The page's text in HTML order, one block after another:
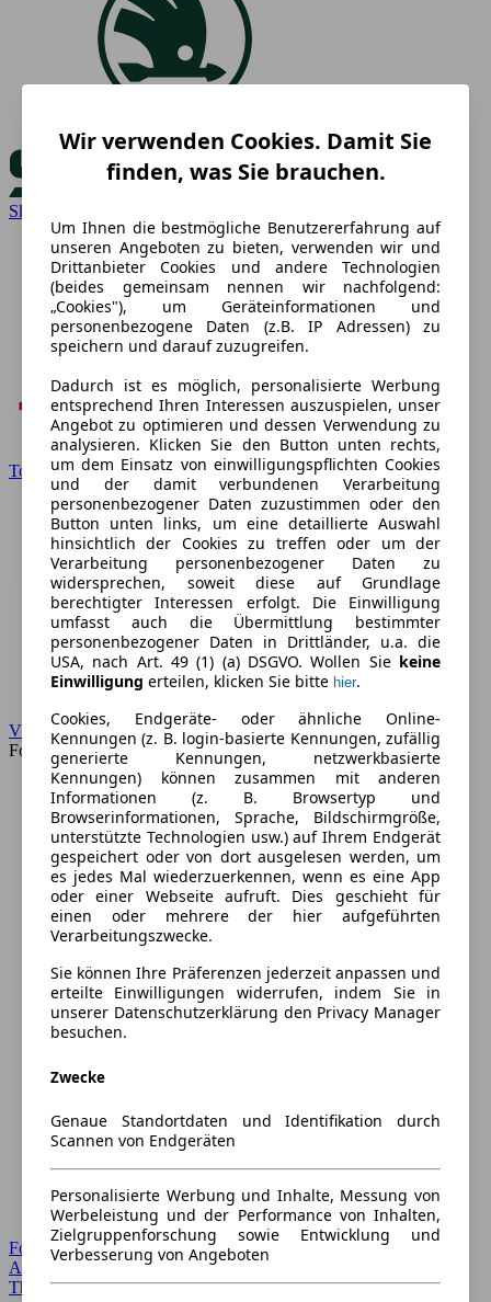
Skoda
Toyota
VW
Forum
Forum Startseite
Alle Auto-Foren
Themen-Forum
Wir verwenden Cookies. Damit Sie
finden, was Sie brauchen.
Um Ihnen die bestmögliche Benutzererfahrung auf
unseren Angeboten zu bieten, verwenden wir und
Drittanbieter Cookies und andere Technologien
(beides gemeinsam nennen wir nachfolgend:
„Cookies"), um Geräteinformationen und
personenbezogene Daten (z.B. IP Adressen) zu
speichern und darauf zuzugreifen.
Dadurch ist es möglich, personalisierte Werbung
entsprechend Ihren Interessen auszuspielen, unser
Angebot zu optimieren und dessen Verwendung zu
analysieren. Klicken Sie den Button unten rechts,
um dem Einsatz von einwilligungspflichten Cookies
und der damit verbundenen Verarbeitung
personenbezogener Daten zuzustimmen oder den
Button unten links, um eine detaillierte Auswahl
hinsichtlich der Cookies zu treffen oder um der
Verarbeitung personenbezogener Daten zu
widersprechen, soweit diese auf Grundlage
berechtigter Interessen erfolgt. Die Einwilligung
umfasst auch die Übermittlung bestimmter
personenbezogener Daten in Drittländer, u.a. die
USA, nach Art. 49 (1) (a) DSGVO. Wollen Sie keine
Einwilligung erteilen, klicken Sie bitte hier.
Cookies, Endgeräte- oder ähnliche Online-
Kennungen (z. B. login-basierte Kennungen, zufällig
generierte Kennungen, netzwerkbasierte
Kennungen) können zusammen mit anderen
Informationen (z. B. Browsertyp und
Browserinformationen, Sprache, Bildschirmgröße,
unterstützte Technologien usw.) auf Ihrem Endgerät
gespeichert oder von dort ausgelesen werden, um
es jedes Mal wiederzuerkennen, wenn es eine App
oder einer Webseite aufruft. Dies geschieht für
einen oder mehrere der hier aufgeführten
Verarbeitungszwecke.
Sie können Ihre Präferenzen jederzeit anpassen und
erteilte Einwilligungen widerrufen, indem Sie in
unserer Datenschutzerklärung den Privacy Manager
besuchen.
Zwecke
Genaue Standortdaten und Identifikation durch
Scannen von Endgeräten
Personalisierte Werbung und Inhalte, Messung von
Werbeleistung und der Performance von Inhalten,
Zielgruppenforschung sowie Entwicklung und
Verbesserung von Angeboten